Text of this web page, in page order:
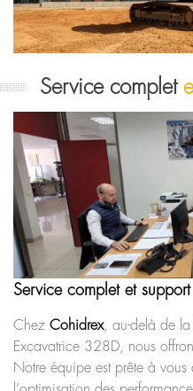
Service complet
Service complet et
Chez Cohidrex, au-delà de la
Excavatrice 328D, nous
Notre équipe est prête à vous